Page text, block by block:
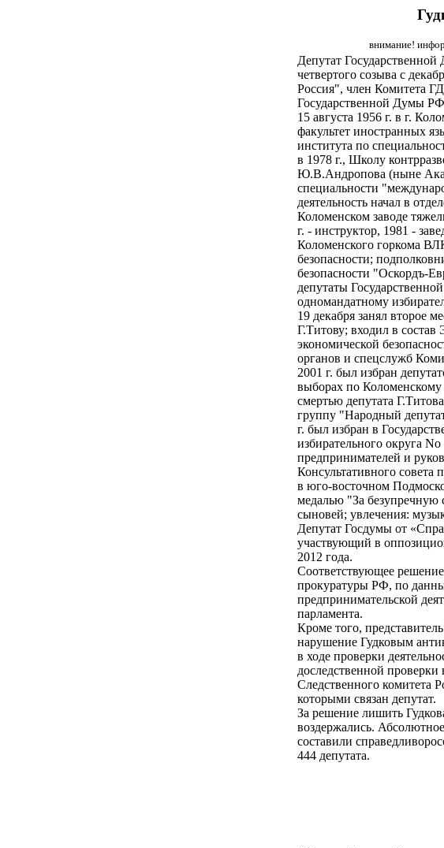
внимание!
Депутат
четвертого созыва с
Россия", член Комитета
Государственной Думы РФ
15 августа 1956 г. в г.
факультет иностранных
института по
в 1978 г., Школу
Ю.В.Андропова (ныне
специальности
деятельность начал в
Коломенском заводе
г. - инструктор, 1981 -
Коломенского горкома
безопасности;
безопасности "Оскордъ-
депутаты
одномандатному
19 декабря занял второе
Г.Титову; входил в состав
экономической
органов и спецслужб
2001 г. был избран
выборах по Коломенскому
смертью депутата
группу "Народный
г. был избран в
избирательного округа
предпринимателей и
Консультативного
в юго-восточном
медалью "За безупречную
сыновей; увлечения:
Депутат Госдумы от
участвующий в
2012 года.
Соответствующее
прокуратуры РФ, по
предпринимательской
парламента.
Кроме того,
нарушение Гудковым
в ходе проверки
доследственной
Следственного комитета
которыми связан депутат.
За решение лишить
воздержались.
составили
444 депутата.